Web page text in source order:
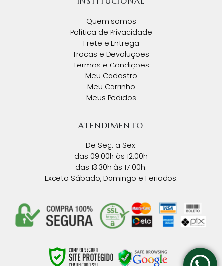
Quem somos
Política de Privacidade
Frete e Entrega
Trocas e Devoluções
Termos e Condições
Meu Cadastro
Meu Carrinho
Meus Pedidos
ATENDIMENTO
De Seg. a Sex.
das 09:00h às 12:00h
das 13:30h às 17:00h.
Exceto Sábado, Domingo e Feriados.